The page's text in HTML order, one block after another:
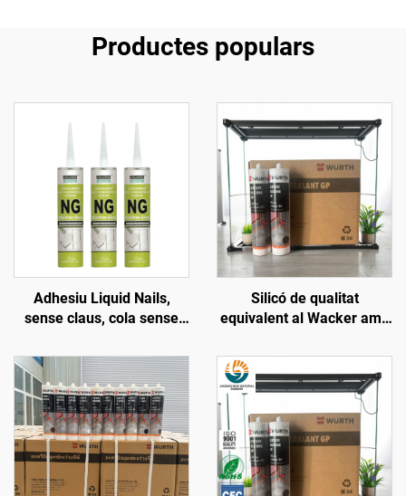
Productes populars
Adhesiu Liquid Nails,
sense claus, cola sense
Silicó de qualitat
equivalent al Wacker amb
temperatures,
impermeable, clar i blanc